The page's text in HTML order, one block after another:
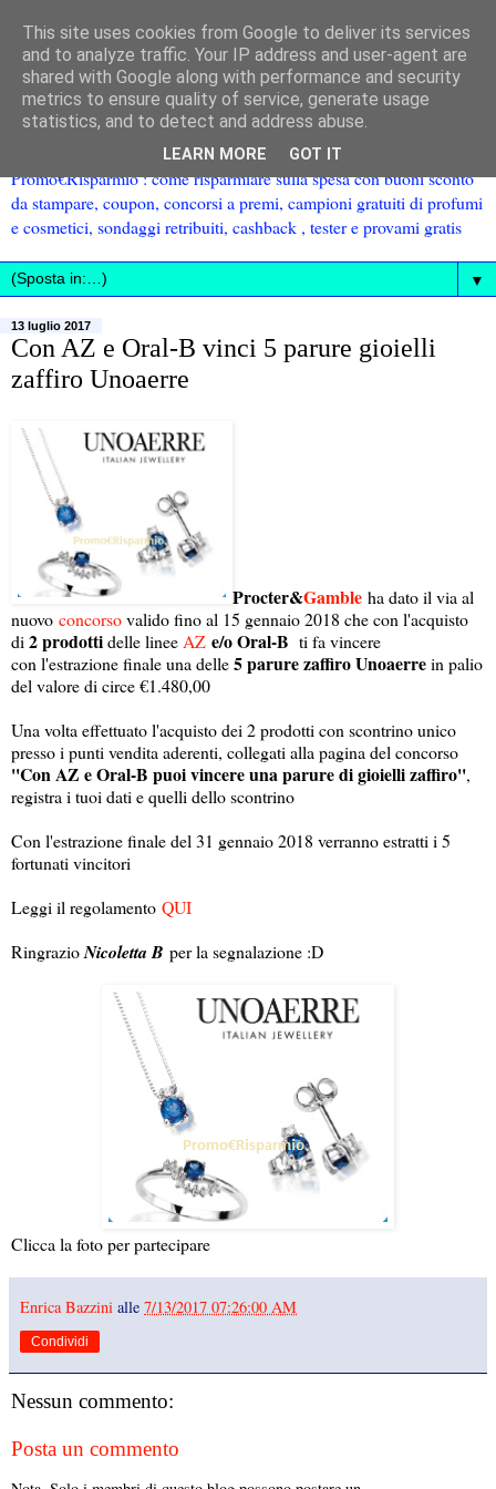
Promo€Risparmio : come risparmiare sulla spesa con buoni sconto
da stampare, coupon, concorsi a premi, campioni gratuiti di profumi
e cosmetici, sondaggi retribuiti, cashback , tester e provami gratis
▼
13 luglio 2017
Con AZ e Oral-B vinci 5 parure gioielli
zaffiro Unoaerre
Procter&Gamble ha dato il via al
nuovo concorsovalido fino al 15 gennaio 2018 che con l'acquisto
di 2 prodottidelle linee AZ e/o Oral-B ti fa vincere
con l'estrazione finale una delle5 parure zaffiro Unoaerrein palio
del valore di circe €1.480,00
Una volta effettuato l'acquisto dei 2 prodotti con scontrino unico
presso i punti vendita aderenti, collegati alla pagina del concorso
''Con AZ e Oral-B puoi vincere una parure di gioielli zaffiro'',
registra i tuoi dati e quelli dello scontrino
Con l'estrazione finale del 31 gennaio 2018 verranno estratti i 5
fortunati vincitori
Leggi il regolamento QUI
RingrazioNicoletta B per la segnalazione :D
Clicca la foto per partecipare
Enrica Bazzini alle 7/13/2017 07:26:00 AM
Condividi
Nessun commento:
Posta un commento
This site uses cookies from Google to deliver its services
and to analyze traffic. Your IP address and user-agent are
shared with Google along with performance and security
metrics to ensure quality of service, generate usage
statistics, and to detect and address abuse.
LEARN MORE GOT IT